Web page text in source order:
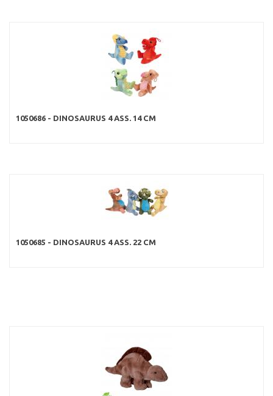
1050686 - DINOSAURUS 4 ASS. 14 CM
1050685 - DINOSAURUS 4 ASS. 22 CM